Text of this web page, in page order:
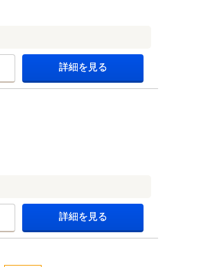
詳細を見る
詳細を見る